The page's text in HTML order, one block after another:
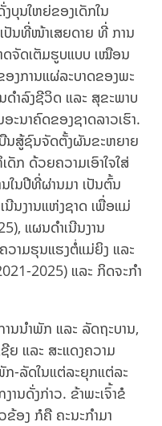
ບຸນໃຫຍ່ຂອງເດັກໃນ
ປັນທີ່ໜ້າເສຍດາຍ ທີ່ ການ
ດຈັດເຕັມຮູບແບບ ເໝືອນ
ງການແຜ່ລະບາດຂອງພະ
າລົງຊີວິດ ແລະ ສຸຂະພາບ
ະນາຄົດຂອງຊາດລາວເຮົາ.
ບືນສູ້ຊົນຈັດຕັ້ງຜັນຂະຫຍາຍ
ກ ດ້ວຍຄວາມເອົາໃຈໃສ່
ໃນປີທີ່ຜ່ານມາ ເປັນຕົ້ນ
ນີນງານແຫ່ງຊາດ ເພື່ອແມ່
ແຜນດໍາເນີນງານ
ວາມຮຸນແຮງຕໍ່ແມ່ຍິງ ແລະ
2025) ແລະ ກິດຈະກໍາ
ນນໍາພັກ ແລະ ລັດຖະບານ,
ຍ ແລະ ສະແດງຄວາມ
ກ-ລັດໃນແຕ່ລະຍຸກແຕ່ລະ
ານດັ່ງກ່າວ. ຂ້າພະເຈົ້າຂໍ
ອງ ກໍຄື ຄະນະກໍາມາ